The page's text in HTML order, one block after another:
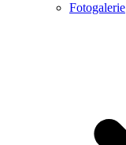
Fotogalerie